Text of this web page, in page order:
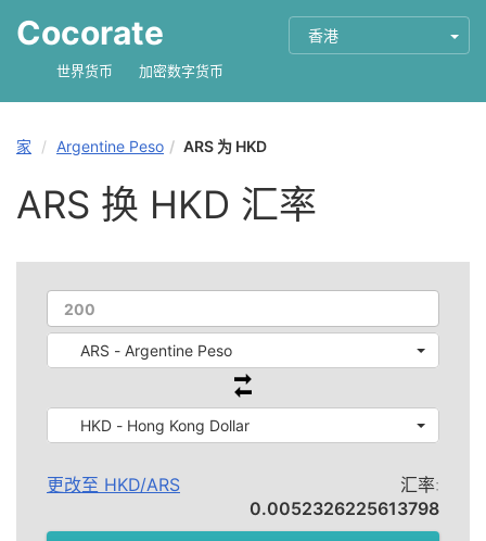
Cocorate 香港
世界货币 加密数字货币
家 Argentine Peso ARS 为 HKD
ARS 换 HKD 汇率
ARS - Argentine Peso
HKD - Hong Kong Dollar
更改至 HKD/ARS
汇率:
0.0052326225613798